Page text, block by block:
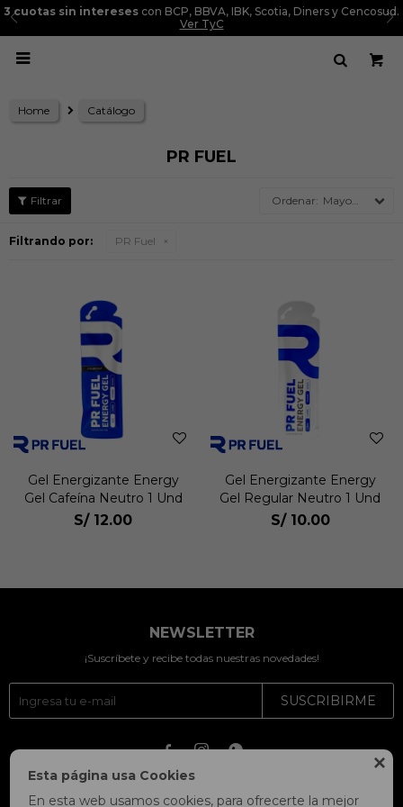

Esta página usa Cookies
En esta web usamos cookies, para ofrecerte la mejor
3 cuotas sin intereses con BCP, BBVA, IBK, Scotia, Diners y Cencosud.
Ver TyC

Home Catálogo
PR FUEL
Mayor precio
Filtrando por: PR Fuel
Gel Energizante Energy
Gel Cafeína Neutro 1 Und
S/ 12.00
Gel Energizante Energy
Gel Regular Neutro 1 Und
S/ 10.00
NEWSLETTER
¡Suscríbete y recibe todas nuestras novedades!
SUSCRIBIRME
  